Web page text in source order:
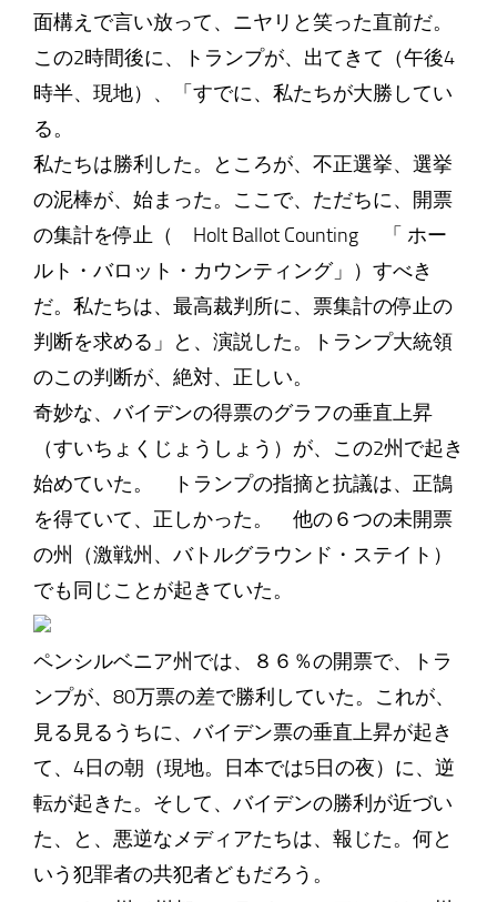
面構えで言い放って、ニヤリと笑った直前だ。
この2時間後に、トランプが、出てきて（午後4
時半、現地）、「すでに、私たちが大勝してい
る。
私たちは勝利した。ところが、不正選挙、選挙
の泥棒が、始まった。ここで、ただちに、開票
の集計を停止（ Holt Ballot Counting 「 ホー
ルト・バロット・カウンティング」）すべき
だ。私たちは、最高裁判所に、票集計の停止の
判断を求める」と、演説した。トランプ大統領
のこの判断が、絶対、正しい。
奇妙な、バイデンの得票のグラフの垂直上昇
（すいちょくじょうしょう）が、この2州で起き
始めていた。 トランプの指摘と抗議は、正鵠
を得ていて、正しかった。 他の６つの未開票
の州（激戦州、バトルグラウンド・ステイト）
でも同じことが起きていた。
ペンシルベニア州では、８６％の開票で、トラ
ンプが、80万票の差で勝利していた。これが、
見る見るうちに、バイデン票の垂直上昇が起き
て、4日の朝（現地。日本では5日の夜）に、逆
転が起きた。そして、バイデンの勝利が近づい
た、と、悪逆なメディアたちは、報じた。何と
いう犯罪者の共犯者どもだろう。